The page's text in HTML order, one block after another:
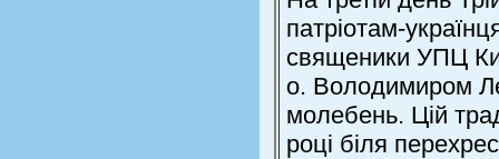
патріотам-
священики УПЦ
о. Володимиром
молебень. Цій
році біля